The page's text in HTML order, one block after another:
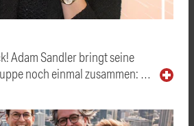
Adam Sandler bringt seine
noch einmal zusammen: …